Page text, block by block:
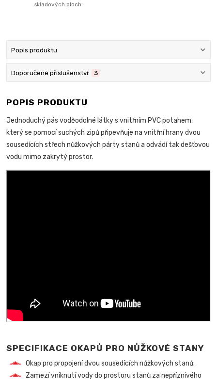
skladových ploch.
Popis produktu
Doporučené příslušenství: 3
POPIS PRODUKTU
Jednoduchý pás voděodolné látky s vnitřním PVC potahem,
který se pomocí suchých zipů připevňuje na vnitřní hrany dvou
sousedících střech nůžkových párty stanů a odvádí tak dešťovou
vodu mimo zakrytý prostor.
SPECIFIKACE OKAPŮ PRO NŮŽKOVÉ STANY
Okap pro propojení dvou sousedících nůžkových stanů.
Zamezí vniknutí vody do prostoru stanů za nepříznivého